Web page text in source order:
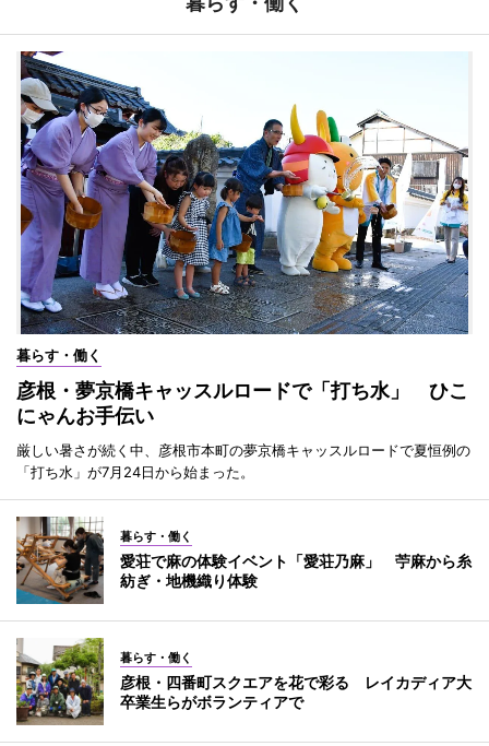
暮らす・働く
彦根・夢京橋キャッスルロードで「打ち水」 ひこ
にゃんお手伝い
厳しい暑さが続く中、彦根市本町の夢京橋キャッスルロードで夏恒例の
「打ち水」が7月24日から始まった。
暮らす・働く
愛荘で麻の体験イベント「愛荘乃麻」 苧麻から糸
紡ぎ・地機織り体験
暮らす・働く
彦根・四番町スクエアを花で彩る レイカディア大
卒業生らがボランティアで